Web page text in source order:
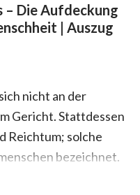
Die Aufdeckung
| Auszug
nicht an der
Gericht. Stattdessen
Reichtum; solche
bezeichnet.
in der Welt,